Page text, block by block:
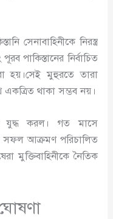
সেনাবাহিনীকে নিরস্ত্র
পাকিস্তানের নির্বাচিত
হয়।সেই মুহুরতে তারা
একত্রিত থাকা সম্ভব নয়।
যুদ্ধ করল। গত মাসে
সফল আক্রমণ পরিচালিত
মুক্তিবাহিনীকে নৈতিক